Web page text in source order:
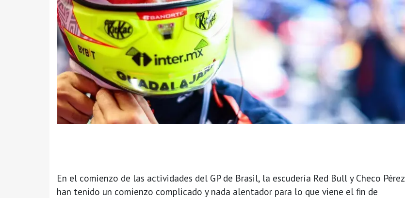
En el comienzo de las actividades del GP de Brasil, la escudería Red Bull y Checo Pérez
han tenido un comienzo complicado y nada alentador para lo que viene el fin de